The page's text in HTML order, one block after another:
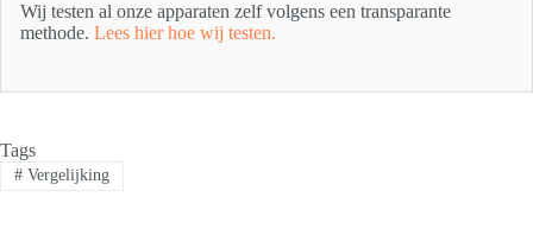
Wij testen al onze apparaten zelf volgens een transparante
methode. Lees hier hoe wij testen.
Tags
#Vergelijking